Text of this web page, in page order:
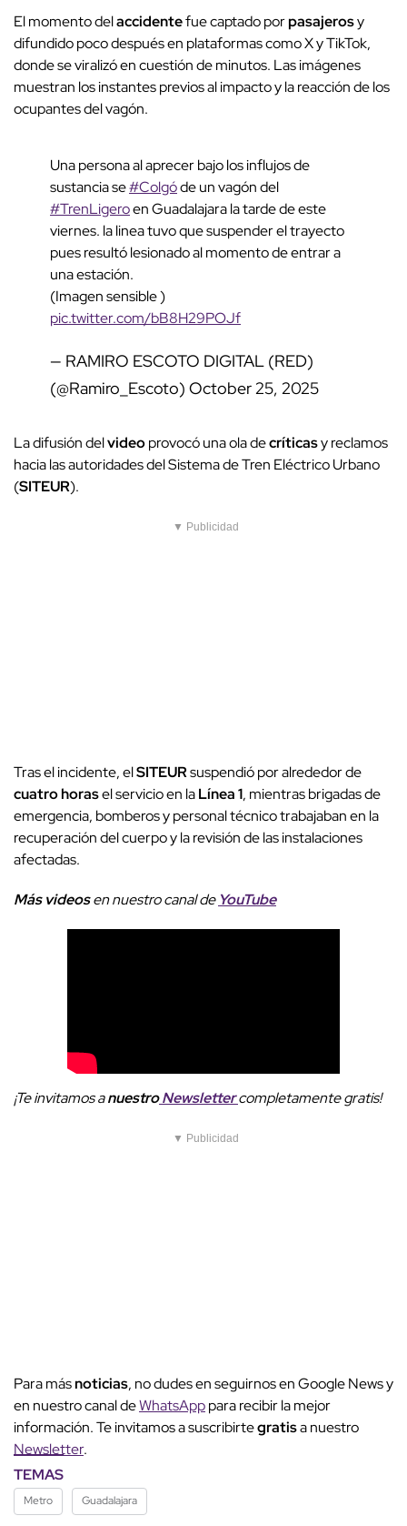
El momento delaccidentefue captado porpasajerosy
difundido poco después en plataformas como X y TikTok,
donde se viralizó en cuestión de minutos. Las imágenes
muestran los instantes previos al impacto y la reacción de los
ocupantes del vagón.
Una persona al aprecer bajo los influjos de
sustancia se#Colgóde un vagón del
#TrenLigeroen Guadalajara la tarde de este
viernes. la linea tuvo que suspender el trayecto
pues resultó lesionado al momento de entrar a
una estación.
(Imagen sensible )
pic.twitter.com/bB8H29POJf
— RAMIRO ESCOTO DIGITAL (RED)
(@Ramiro_Escoto) October 25, 2025
La difusión delvideoprovocó una ola decríticasy reclamos
hacia las autoridades del Sistema de Tren Eléctrico Urbano
(SITEUR).
▼ Publicidad
Tras el incidente, elSITEURsuspendió por alrededor de
cuatro horasel servicio en laLínea 1, mientras brigadas de
emergencia, bomberos y personal técnico trabajaban en la
recuperación del cuerpo y la revisión de las instalaciones
afectadas.
Más videosen nuestro canal de YouTube
¡Te invitamos anuestroNewslettercompletamente gratis!
▼ Publicidad
Para másnoticias, no dudes en seguirnos en Google News y
en nuestro canal deWhatsApppara recibir la mejor
información. Te invitamos a suscribirtegratisa nuestro
Newsletter.
TEMAS
Metro Guadalajara